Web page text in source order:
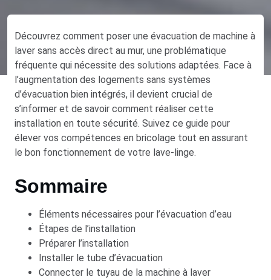
Découvrez comment poser une évacuation de machine à
laver sans accès direct au mur, une problématique
fréquente qui nécessite des solutions adaptées. Face à
l’augmentation des logements sans systèmes
d’évacuation bien intégrés, il devient crucial de
s’informer et de savoir comment réaliser cette
installation en toute sécurité. Suivez ce guide pour
élever vos compétences en bricolage tout en assurant
le bon fonctionnement de votre lave-linge.
Sommaire
Éléments nécessaires pour l’évacuation d’eau
Étapes de l’installation
Préparer l’installation
Installer le tube d’évacuation
Connecter le tuyau de la machine à laver